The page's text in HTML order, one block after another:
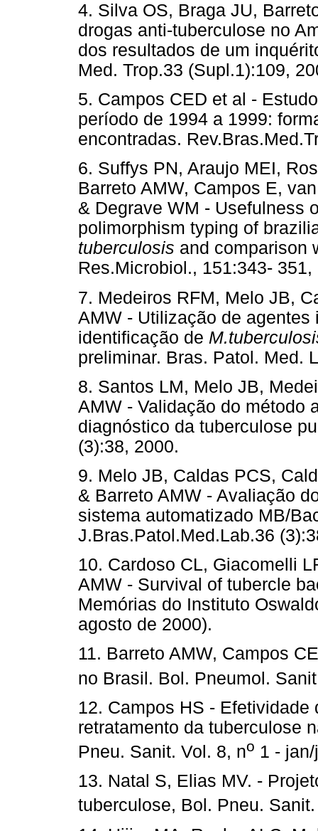
4. Silva OS, Braga JU,
drogas anti-tuberculose no
dos resultados de um
Med. Trop.33 (Supl.1):109,
5. Campos CED et al -
período de 1994 a 1999:
encontradas.
6. Suffys PN, Araujo MEI,
Barreto AMW, Campos E,
& Degrave WM - Usefulness
polimorphism typing of
tuberculosis and comparison
Res.Microbiol., 151:343- 351,
7. Medeiros RFM, Melo JB,
AMW - Utilização de
identificação de
preliminar. Bras. Patol. Med.
8. Santos LM, Melo JB,
AMW - Validação do método
diagnóstico da tuberculose
(3):38, 2000.
9. Melo JB, Caldas PCS,
& Barreto AMW - Avaliação
sistema automatizado MB/
J.Bras.Patol.Med.Lab.36
10. Cardoso CL, Giacomelli
AMW - Survival of tubercle
Memórias do Instituto
agosto de 2000).
11. Barreto AMW, Campos
no Brasil. Bol. Pneumol.
12. Campos HS -
retratamento da tuberculose
Pneu. Sanit. Vol. 8, no 1 -
13. Natal S, Elias MV. -
tuberculose, Bol. Pneu.